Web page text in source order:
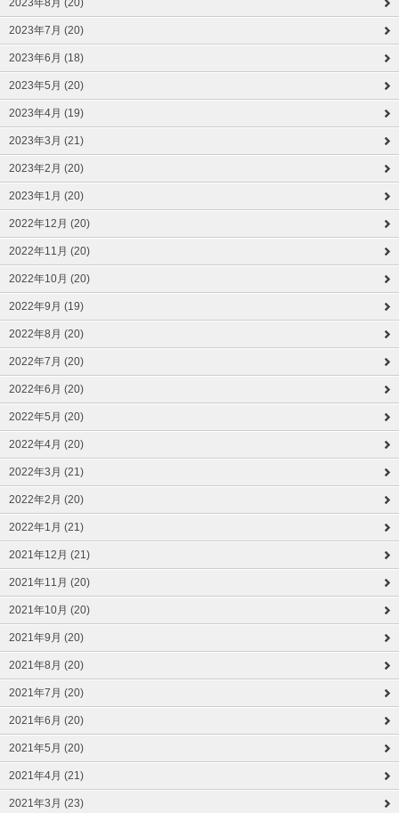
2023年8月 (20)
2023年7月 (20)
2023年6月 (18)
2023年5月 (20)
2023年4月 (19)
2023年3月 (21)
2023年2月 (20)
2023年1月 (20)
2022年12月 (20)
2022年11月 (20)
2022年10月 (20)
2022年9月 (19)
2022年8月 (20)
2022年7月 (20)
2022年6月 (20)
2022年5月 (20)
2022年4月 (20)
2022年3月 (21)
2022年2月 (20)
2022年1月 (21)
2021年12月 (21)
2021年11月 (20)
2021年10月 (20)
2021年9月 (20)
2021年8月 (20)
2021年7月 (20)
2021年6月 (20)
2021年5月 (20)
2021年4月 (21)
2021年3月 (23)